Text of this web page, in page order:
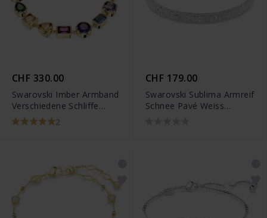
CHF 330.00
Swarovski Imber Armband
Verschiedene Schliffe
Mehrfarbig
Goldlegierungsschicht -
2
CHF 179.00
Swarovski Sublima Armreif
Schnee Pavé Weiss